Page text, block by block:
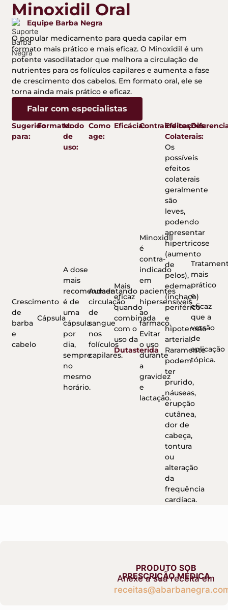
Minoxidil Oral
Equipe Barba Negra
O popular medicamento para queda capilar em
formato mais prático e mais eficaz. O Minoxidil é um
potente vasodilatador que melhora a circulação de
nutrientes para os folículos capilares e aumenta a fase
de crescimento dos cabelos. Em formato oral, ele se
torna ainda mais prático e eficaz.
Falar com especialistas
Sugerido
para:
Crescimento
de
barba
e
cabelo
Formato:
Cápsula
Modo
de
uso:
A dose
mais
recomendada
é de
uma
cápsula
por
dia,
sempre
no
mesmo
horário.
Como
age:
Aumentando
circulação
de
sangue
nos
folículos
capilares.
Eficácia:
Mais
eficaz
quando
combinada
com o
uso da
Dutasterida
Contraindicações:
Minoxidil
é
contra-
indicado
em
pacientes
hipersensíveis
ao
fármaco.
Evitar
o uso
durante
a
gravidez
e
lactação.
Efeitos
Colaterais:
Os
possíveis
efeitos
colaterais
geralmente
são
leves,
podendo
apresentar
hipertricose
(aumento
de
pelos),
edema
(inchaço)
periférico
e
hipotensão
arterial.
Raramente
podem
ter
prurido,
náuseas,
erupção
cutânea,
dor de
cabeça,
tontura
ou
alteração
da
frequência
cardíaca.
mais
prático
e
eficaz
que a
versão
de
aplicação
tópica.
PRODUTO SOB
PRESCRIÇÃO MÉDICA
Anexe a sua receita em